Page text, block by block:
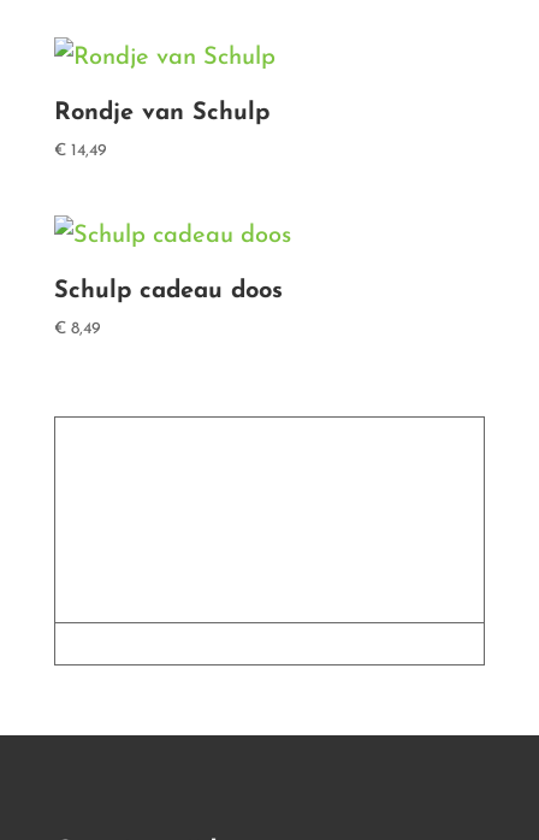
Rondje van Schulp
€14,49
Schulp cadeau doos
€8,49